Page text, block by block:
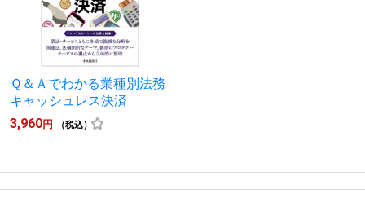
Ｑ＆Ａでわかる業種別法務
キャッシュレス決済
3,960円 （税込）